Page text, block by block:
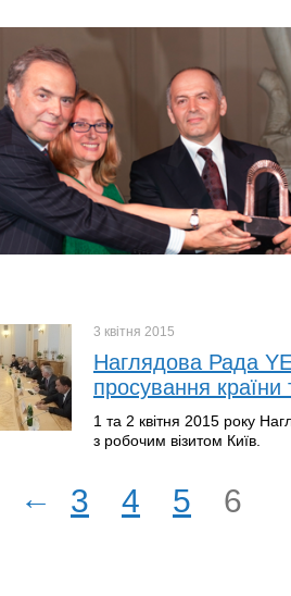
3 квітня 2015
Наглядова Рада
просування
1 та 2 квітня 2015 року
з робочим візитом Київ.
← 3 4 5 6